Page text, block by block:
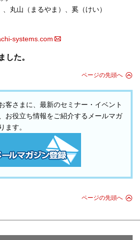
丸山（まるやま）、奚（けい）
systems.com
した。
ページの先頭へ
客さまに、最新のセミナー・イベント
お役立ち情報をご紹介するメールマガ
ます。
ページの先頭へ